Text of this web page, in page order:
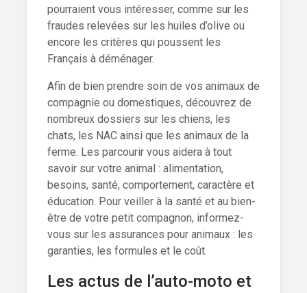
pourraient vous intéresser, comme sur les
fraudes relevées sur les huiles d’olive ou
encore les critères qui poussent les
Français à déménager.
Afin de bien prendre soin de vos animaux de
compagnie ou domestiques, découvrez de
nombreux dossiers sur les chiens, les
chats, les NAC ainsi que les animaux de la
ferme. Les parcourir vous aidera à tout
savoir sur votre animal : alimentation,
besoins, santé, comportement, caractère et
éducation. Pour veiller à la santé et au bien-
être de votre petit compagnon, informez-
vous sur les assurances pour animaux : les
garanties, les formules et le coût.
Les actus de l’auto-moto et